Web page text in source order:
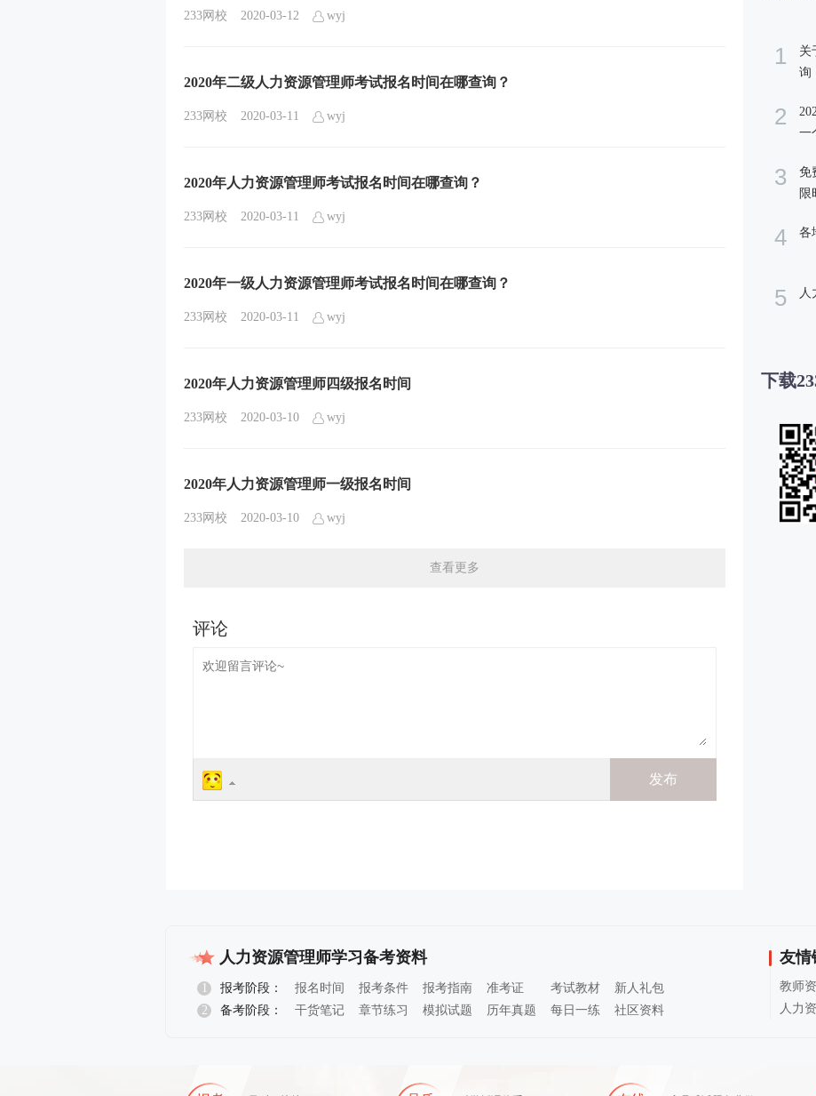
233网校 2020-03-12 wyj
2020年二级人力资源管理师考试报名时间在哪查询？
233网校 2020-03-11 wyj
2020年人力资源管理师考试报名时间在哪查询？
233网校 2020-03-11 wyj
2020年一级人力资源管理师考试报名时间在哪查询？
233网校 2020-03-11 wyj
2020年人力资源管理师四级报名时间
233网校 2020-03-10 wyj
2020年人力资源管理师一级报名时间
233网校 2020-03-10 wyj
查看更多
1
关
询
2
一
3
免
限
4 各
5 人
下载
人力资源管理师学习备考资料
1 报考阶段： 报名时间 报考条件 报考指南 准考证 考试教材
新人礼包
报名指导
2 备考阶段： 干货笔记 章节练习 模拟试题 历年真题 每日一练 社区资料
友情
教师
人力